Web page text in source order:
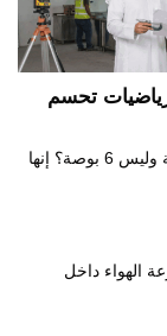
تحسم
كيف يعرف المهندس أنك تحتاج دكت بقطر 10 بوصة وليس 6 بوصة؟ إنها
الهواء داخل